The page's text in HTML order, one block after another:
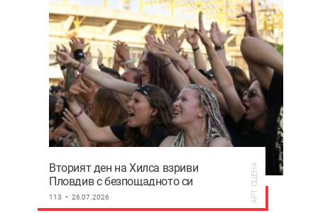
Вторият ден на Хилса взриви
Пловдив с безпощадното си
алтърнатив звучене СНИМКИ
113 26.07.2026 АРТ СЦЕНА